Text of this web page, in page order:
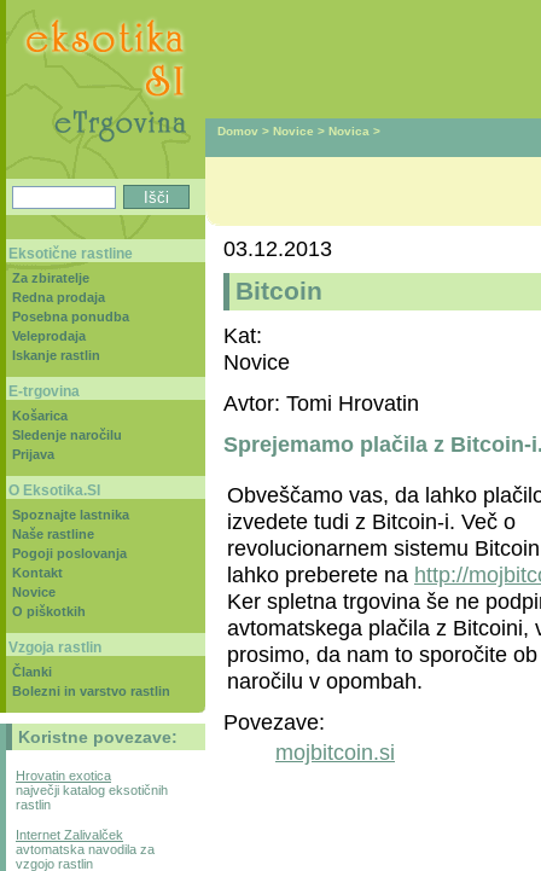
Domov > Novice > Novica >
03.12.2013
Bitcoin
Kat:
Novice
Avtor: Tomi Hrovatin
Sprejemamo plačila z Bitcoin-
Obveščamo vas, da lahko
izvedete tudi z Bitcoin-i. Več o
revolucionarnem sistemu
lahko preberete na http://
Ker spletna trgovina še ne
avtomatskega plačila z Bitcoini,
prosimo, da nam to sporočite ob
naročilu v opombah.
Povezave:
mojbitcoin.si
Eksotične rastline
Za zbiratelje
Redna prodaja
Posebna ponudba
Veleprodaja
Iskanje rastlin
E-trgovina
Košarica
Sledenje naročilu
Prijava
O Eksotika.SI
Spoznajte lastnika
Naše rastline
Pogoji poslovanja
Kontakt
Novice
O piškotkih
Vzgoja rastlin
Članki
Bolezni in varstvo rastlin
Koristne povezave:
Hrovatin exotica
največji katalog eksotičnih
rastlin
Internet Zalivalček
avtomatska navodila za
vzgojo rastlin